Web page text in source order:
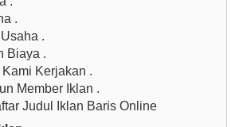
.
.
Biaya .
Kami Kerjakan .
Member Iklan .
Judul Iklan Baris Online